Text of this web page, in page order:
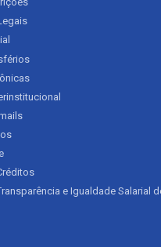
e Igualdade Salarial